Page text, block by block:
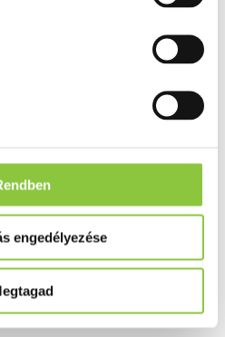
engedélyezése
olvassa el a betegtájékoztatót,